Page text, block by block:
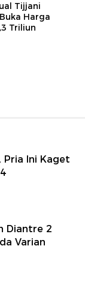
Tijjani
Harga
Triliun
Pria Ini Kaget
Diantre 2
Varian